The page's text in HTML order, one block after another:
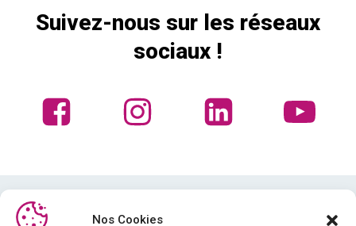
Nos Cookies
Suivez-nous sur les réseaux
sociaux !